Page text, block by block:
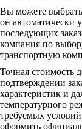
Вы можете
он автоматически
последующих
компания по
транспортную
Точная стоимость
подтверждении
характеристик и
температурного
требуемых
оформить